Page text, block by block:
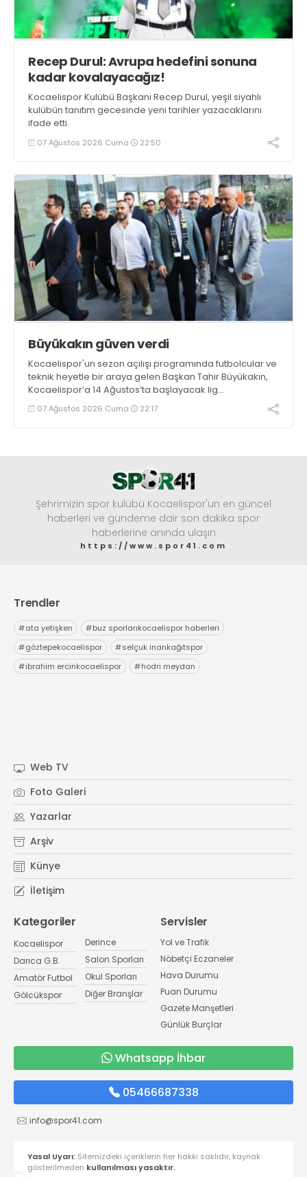
Recep Durul: Avrupa hedefini sonuna
kadar kovalayacağız!
Kocaelispor Kulübü Başkanı Recep Durul, yeşil siyahlı
kulübün tanıtım gecesinde yeni tarihler yazacaklarını
ifade etti.
07 Ağustos 2026 Cuma 22:50
Büyükakın güven verdi
Kocaelispor'un sezon açılışı programında futbolcular ve
teknik heyetle bir araya gelen Başkan Tahir Büyükakın,
Kocaelispor’a 14 Ağustos’ta başlayacak lig
maratonunda başarılar diledi ve “Yanınızdayım” dedi.
07 Ağustos 2026 Cuma 22:17
Şehrimizin spor kulübü Kocaelispor'un en güncel
haberleri ve gündeme dair son dakika spor
haberlerine anında ulaşın
https://www.spor41.com
Trendler
#ata yetişken #buz sporlarıkocaelispor haberleri
#göztepekocaelispor #selçuk inankağıtspor
#ibrahim ercinkocaelispor #hodri meydan
Web TV
Foto Galeri
Yazarlar
Arşiv
Künye
İletişim
Kategoriler
Kocaelispor
Darıca G.B.
Amatör Futbol
Gölcükspor
Derince
Salon Sporları
Okul Sporları
Diğer Branşlar
Servisler
Yol ve Trafik
Nöbetçi Eczaneler
Hava Durumu
Puan Durumu
Gazete Manşetleri
Günlük Burçlar
Whatsapp İhbar
05466687338
info@spor41.com
Yasal Uyarı: Sitemizdeki içeriklerin her hakkı saklıdır, kaynak
gösterilmeden kullanılması yasaktır.